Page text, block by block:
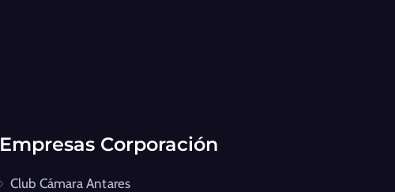
Empresas Corporación
Club Cámara Antares